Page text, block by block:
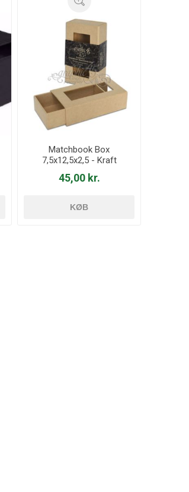
Matchbook Box
7,5x12,5x2,5 - Kraft
45,00 kr.
KØB